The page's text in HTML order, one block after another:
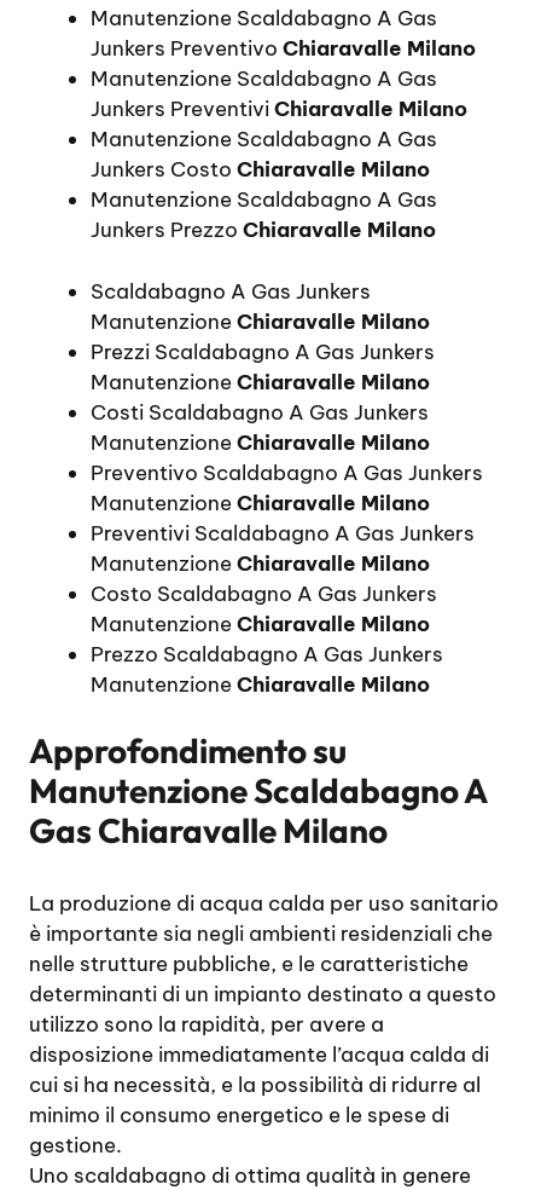
Manutenzione Scaldabagno A Gas
Junkers Preventivo Chiaravalle Milano
Manutenzione Scaldabagno A Gas
Junkers PreventiviChiaravalle Milano
Manutenzione Scaldabagno A Gas
Junkers Costo Chiaravalle Milano
Manutenzione Scaldabagno A Gas
Junkers Prezzo Chiaravalle Milano
Scaldabagno A Gas Junkers
ManutenzioneChiaravalle Milano
Prezzi Scaldabagno A Gas Junkers
ManutenzioneChiaravalle Milano
Costi Scaldabagno A Gas Junkers
ManutenzioneChiaravalle Milano
Preventivo Scaldabagno A Gas Junkers
ManutenzioneChiaravalle Milano
Preventivi Scaldabagno A Gas Junkers
ManutenzioneChiaravalle Milano
Costo Scaldabagno A Gas Junkers
ManutenzioneChiaravalle Milano
Prezzo Scaldabagno A Gas Junkers
ManutenzioneChiaravalle Milano
Approfondimento su
Manutenzione Scaldabagno A
Gas Chiaravalle Milano
La produzione di acqua calda per uso sanitario
è importante sia negli ambienti residenziali che
nelle strutture pubbliche, e le caratteristiche
determinanti di un impianto destinato a questo
utilizzo sono la rapidità, per avere a
disposizione immediatamente l’acqua calda di
cui si ha necessità, e la possibilità di ridurre al
minimo il consumo energetico e le spese di
gestione.
Uno scaldabagno di ottima qualità in genere